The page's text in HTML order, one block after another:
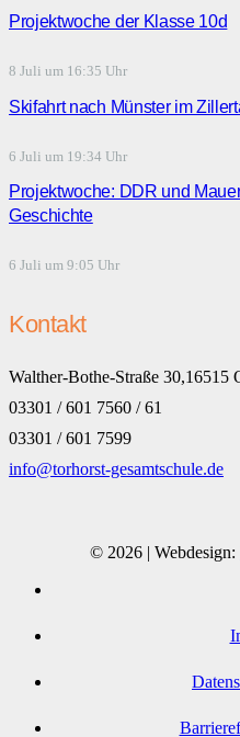
Projektwoche der Klasse 10d
8 Juli um 16:35 Uhr
Skifahrt nach Münster im
6 Juli um 19:34 Uhr
Projektwoche: DDR und
Geschichte
6 Juli um 9:05 Uhr
Kontakt
Walther-Bothe-Straße 30,16515
03301 / 601 7560 / 61
03301 / 601 7599
info@torhorst-gesamtschule.de
© 2026 | Webdesign: